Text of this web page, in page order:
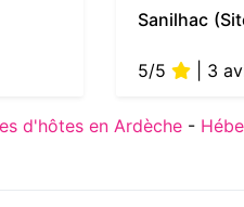
Sanilhac
5/5 | 3
d'hôtes en Ardèche -